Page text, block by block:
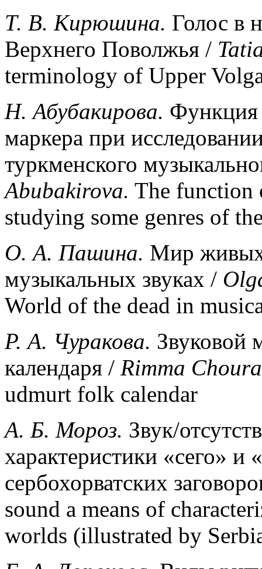
Т. В. Кирюшина. Голос в
Верхнего Поволжья /
terminology of Upper
H. Абубакирова. Функция
маркера при
туркменского
Abubakirova. The function
studying some genres of
О. А. Пашина. Мир
музыкальных звуках /
World of the dead in
P. А. Чуракова. Звуковой
календаря / Rimma
udmurt folk calendar
А. Б. Мороз. Звук/
характеристики «сего» и
сербохорватских
sound a means of
worlds (illustrated by